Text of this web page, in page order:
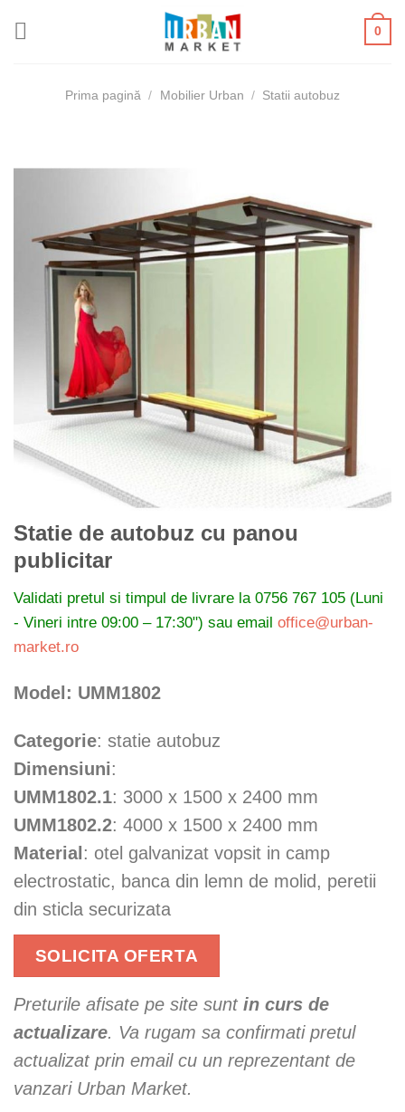
0
Prima pagină / Mobilier Urban / Statii autobuz
Statie de autobuz cu panou
publicitar
Validati pretul si timpul de livrare la 0756 767 105 (Luni
- Vineri intre 09:00 – 17:30") sau email office@urban-
market.ro
Model: UMM1802
Categorie: statie autobuz
Dimensiuni:
UMM1802.1: 3000 x 1500 x 2400 mm
UMM1802.2: 4000 x 1500 x 2400 mm
Material : otel galvanizat vopsit in camp
electrostatic, banca din lemn de molid, peretii
din sticla securizata
SOLICITA OFERTA
Preturile afisate pe site sunt in curs de
actualizare. Va rugam sa confirmati pretul
actualizat prin email cu un reprezentant de
vanzari Urban Market.